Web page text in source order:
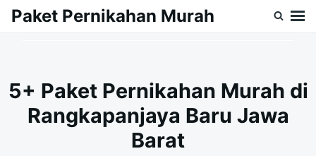
SkipSearch
Paket Pernikahan Murah
5+ Paket Pernikahan Murah di
Rangkapanjaya Baru Jawa
Barat